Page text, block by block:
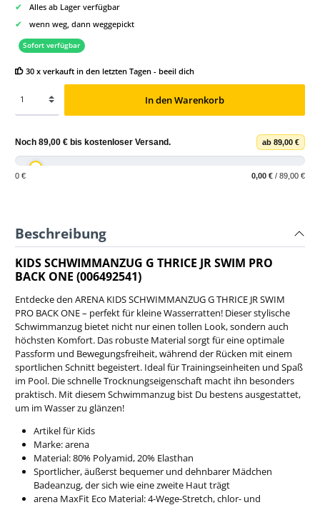
✔ Alles ab Lager verfügbar
✔ wenn weg, dann weggepickt
Sofort verfügbar
30 x verkauft in den letzten Tagen - beeil dich
In den Warenkorb
Noch 89,00 € bis kostenloser Versand. ab 89,00 €
0 € 0,00 € / 89,00 €
Beschreibung
KIDS SCHWIMMANZUG G THRICE JR SWIM PRO
BACK ONE (006492541)
Entdecke den ARENA KIDS SCHWIMMANZUG G THRICE JR SWIM
PRO BACK ONE – perfekt für kleine Wasserratten! Dieser stylische
Schwimmanzug bietet nicht nur einen tollen Look, sondern auch
höchsten Komfort. Das robuste Material sorgt für eine optimale
Passform und Bewegungsfreiheit, während der Rücken mit einem
sportlichen Schnitt begeistert. Ideal für Trainingseinheiten und Spaß
im Pool. Die schnelle Trocknungseigenschaft macht ihn besonders
praktisch. Mit diesem Schwimmanzug bist Du bestens ausgestattet,
um im Wasser zu glänzen!
Artikel für Kids
Marke: arena
Material:80% Polyamid, 20% Elasthan
Sportlicher, äußerst bequemer und dehnbarer Mädchen
Badeanzug, der sich wie eine zweite Haut trägt
arena MaxFit Eco Material: 4-Wege-Stretch, chlor- und